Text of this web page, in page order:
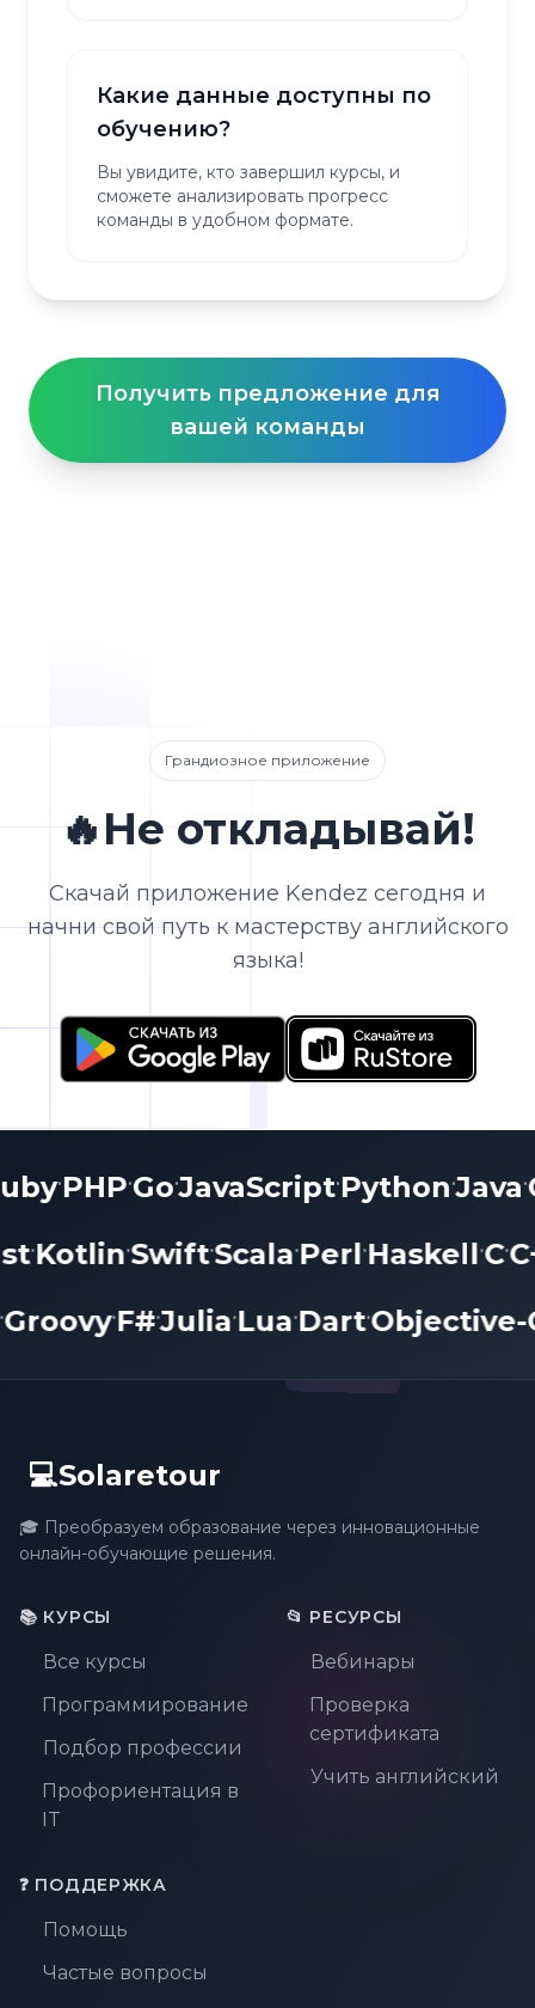
Какие данные доступны по
обучению?
Вы увидите, кто завершил курсы, и
сможете анализировать прогресс
команды в удобном формате.
Получить предложение для
вашей команды
Грандиозное приложение
🔥Не откладывай!
Скачай приложение Kendez сегодня и
начни свой путь к мастерству английского
языка!
Ruby•PHP•Go•JavaScript•Python•
•Kotlin•Swift•Scala•Perl•Haskell•C•
•Groovy•F#•Julia •Lua•Dart•
💻Solaretour
🎓 Преобразуем образование через инновационные
онлайн-обучающие решения.
📚 КУРСЫ
Все курсы
Программирование
Подбор профессии
Профориентация в
IT
📂 РЕСУРСЫ
Вебинары
Проверка
сертификата
Учить английский
❓ ПОДДЕРЖКА
Помощь
Частые вопросы